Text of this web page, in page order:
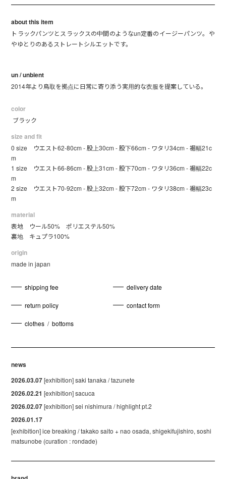
about this item
トラックパンツとスラックスの中間のようなun定番のイージーパンツ。や
やゆとりのあるストレートシルエットです。
un / unbient
2014年より鳥取を拠点に日常に寄り添う実用的な衣服を提案している。
color
ブラック
size and fit
0 size ウエスト62-80cm - 股上30cm - 股下66cm - ワタリ34cm - 裾幅21c
m
1 size ウエスト66-86cm - 股上31cm - 股下70cm - ワタリ36cm - 裾幅22c
m
2 size ウエスト70-92cm - 股上32cm - 股下72cm - ワタリ38cm - 裾幅23c
m
material
表地 ウール50% ポリエステル50%
裏地 キュプラ100%
origin
made in japan
shipping fee delivery date
return policy contact form
clothes / bottoms
news
2026.03.07[exhibition] saki tanaka / tazunete
2026.02.21 [exhibition] sacuca
2026.02.07[exhibition] sei nishimura / highlight pt.2
2026.01.17
[exhibition] ice breaking / takako saito + nao osada, shigekifujishiro, soshi
matsunobe (curation : rondade)